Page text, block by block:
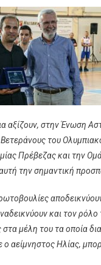
αξίζουν, στην Ένωση
του
Πρέβεζας και την
την σημαντική
και τον ρόλο
μέλη του τα οποία
ο αείμνηστος Ηλίας,